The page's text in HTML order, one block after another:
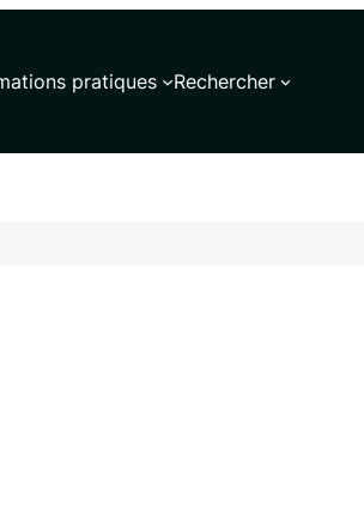
pratiques Rechercher